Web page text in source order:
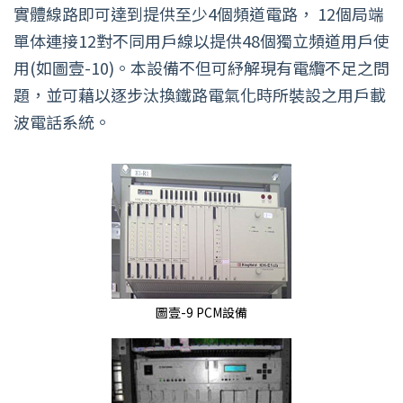
實體線路即可達到提供至少4個頻道電路， 12個局端
單体連接12對不同用戶線以提供48個獨立頻道用戶使
用(如圖壹-10)。本設備不但可紓解現有電纜不足之問
題，並可藉以逐步汰換鐵路電氣化時所裝設之用戶載
波電話系統。
圖壹-9 PCM設備